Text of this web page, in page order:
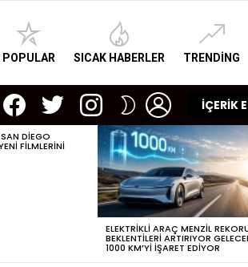
POPULAR SICAK HABERLER TRENDING
facebooktwitter instagram
SWITCH
SKIN
İÇERİK
DIEGO
FILMLERINI
ELEKTRIKLI ARAÇ MENZIL
BEKLENTILERI ARTIRIYOR
1000 KM’YI IŞARET EDIYOR